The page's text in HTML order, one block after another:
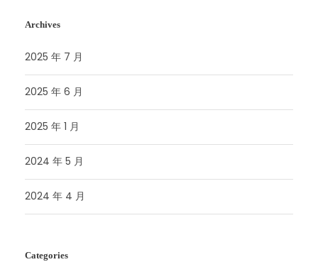
Archives
2025 年 7 月
2025 年 6 月
2025 年 1 月
2024 年 5 月
2024 年 4 月
Categories